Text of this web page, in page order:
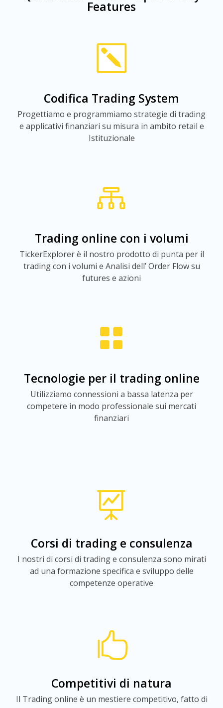
Features
Codifica Trading System
Progettiamo e programmiamo strategie di trading
e applicativi finanziari su misura in ambito retail e
Istituzionale
Trading online con i volumi
TickerExplorer è il nostro prodotto di punta per il
trading con i volumi e Analisi dell’ Order Flow su
futures e azioni
Tecnologie per il trading online
Utilizziamo connessioni a bassa latenza per
competere in modo professionale sui mercati
finanziari
Corsi di trading e consulenza
I nostri di corsi di trading e consulenza sono mirati
ad una formazione specifica e sviluppo delle
competenze operative
Competitivi di natura
Il Trading online è un mestiere competitivo, fatto di